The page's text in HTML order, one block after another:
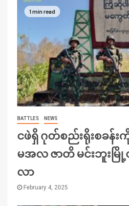
1 min read
BATTLES NEWS
ငဖဲရှိ ဂုတ်စည်းရိုးစခန်း
မအလ ဇာတိ မင်းဘူးမ
လာ
February 4, 2025